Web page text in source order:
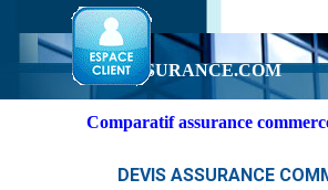
Aller au contenu
1-2-3-ASSURANCE.COM
Comparatif assurance
DEVIS ASSURANCE